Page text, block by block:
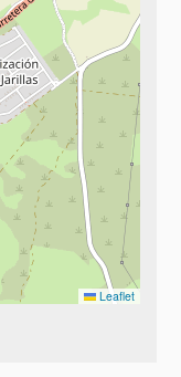
Leaflet